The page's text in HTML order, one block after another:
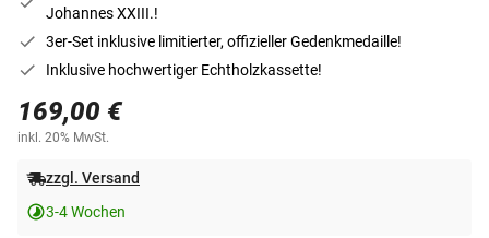
Johannes XXIII.!
3er-Set inklusive limitierter, offizieller Gedenkmedaille!
Inklusive hochwertiger Echtholzkassette!
169,00 €
inkl. 20% MwSt.
zzgl. Versand
3-4 Wochen